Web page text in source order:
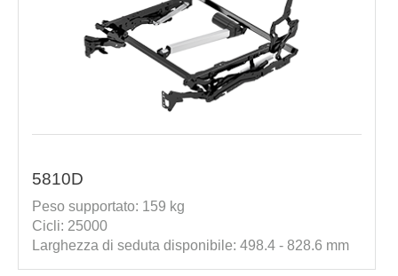
5810D
Peso supportato: 159 kg
Cicli: 25000
Larghezza di seduta disponibile: 498.4 - 828.6 mm